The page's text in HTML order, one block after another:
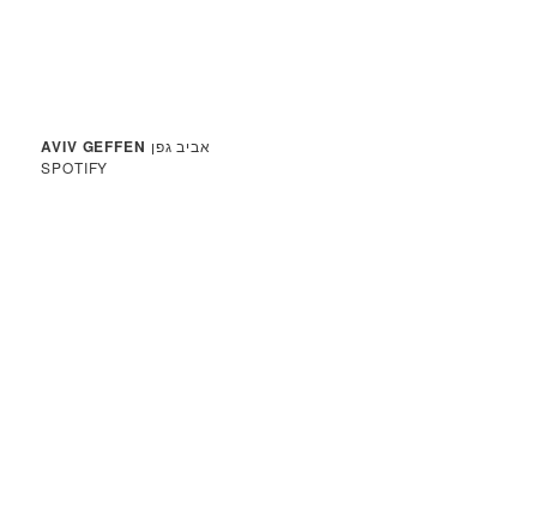
AVIV GEFFEN אביב גפן
SPOTIFY